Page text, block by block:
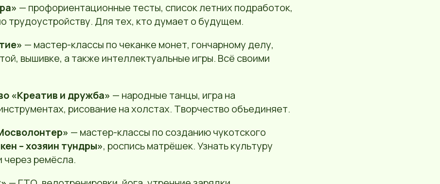
— профориентационные тесты, список летних подработок,
трудоустройству. Для тех, кто думает о будущем.
— мастер-классы по чеканке монет, гончарному делу,
вышивке, а также интеллектуальные игры. Всё своими
«Креатив и дружба» — народные танцы, игра на
рисование на холстах. Творчество объединяет.
— мастер-классы по созданию чукотского
– хозяин тундры», роспись матрёшек. Узнать культуру
через ремёсла.